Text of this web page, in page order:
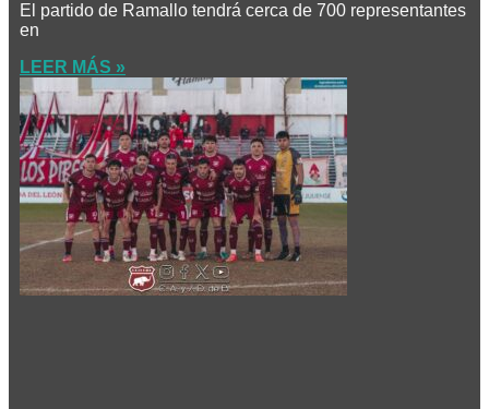
El partido de Ramallo tendrá cerca de 700 representantes
en
LEER MÁS »